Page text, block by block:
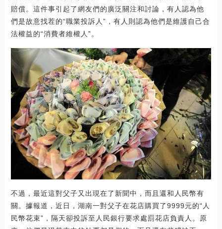
賠償。這件事引起了網友們的廣泛關注和討論，有人認為他
們是故意找茬的“職業投訴人”，有人則認為他們是維護自己合
法權益的“消費者維權人”。
不過，最近這對父子又出現在了新聞中，而且還和人民幣有
關。據報道，近日，湖南一對父子在花店購買了9999元的“人
民幣花束”，隔天卻投訴至人民銀行要求處罰花店負責人。原